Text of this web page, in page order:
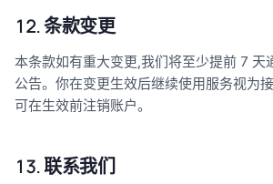
12. 条款变更
本条款如有重大变更,我们将至少提前 7 天
公告。你在变更生效后继续使用服务视为
可在生效前注销账户。
13. 联系我们